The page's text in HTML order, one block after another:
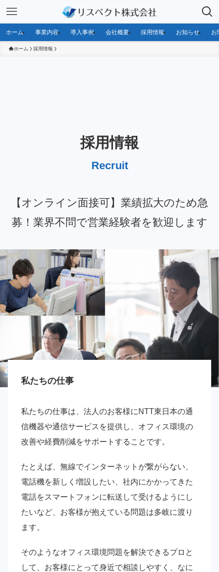
ホーム 事業内容 導入事例 会社概要 採用情報 お知らせ お
ホーム 採用情報
採用情報
Recruit
【オンライン面接可】業績拡大のため急
募！業界不問で営業経験者を歓迎します
私たちの仕事
私たちの仕事は、法人のお客様にNTT東日本の通
信機器や通信サービスを提供し、オフィス環境の
改善や経費削減をサポートすることです。
たとえば、無線でインターネットが繋がらない、
電話機を新しく増設したい、社内にかかってきた
電話をスマートフォンに転送して受けるようにし
たいなど、お客様が抱えている問題は多岐に渡り
ます。
そのようなオフィス環境問題を解決できるプロと
して、お客様にとって身近で相談しやすく、なに